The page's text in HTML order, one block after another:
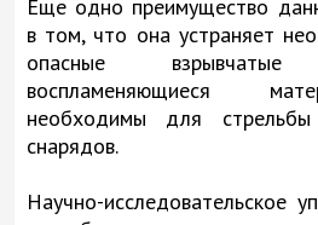
Еще одно преимущество
в том, что она устраняет
опасные
воспламеняющиеся
необходимы для
снарядов.
Научно-исследовательское